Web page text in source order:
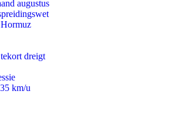
augustus
dreigt
km/u